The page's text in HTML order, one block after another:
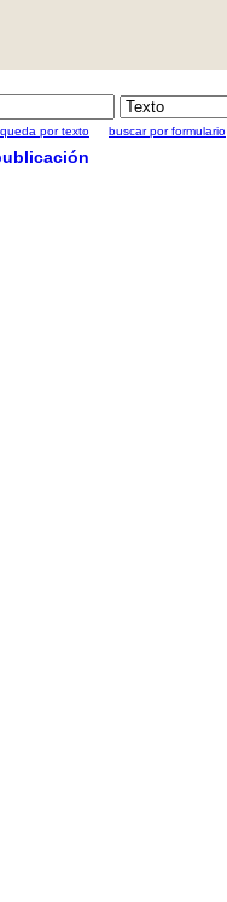
por texto buscar por formulario